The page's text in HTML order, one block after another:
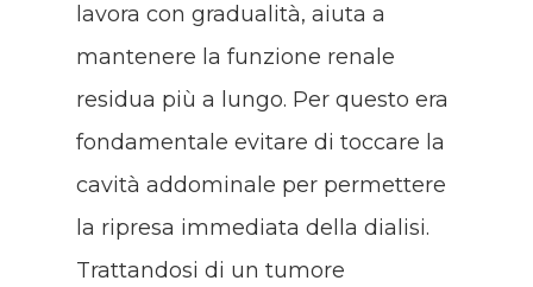
lavora con gradualità, aiuta a
mantenere la funzione renale
residua più a lungo. Per questo era
fondamentale evitare di toccare la
cavità addominale per permettere
la ripresa immediata della dialisi.
Trattandosi di un tumore